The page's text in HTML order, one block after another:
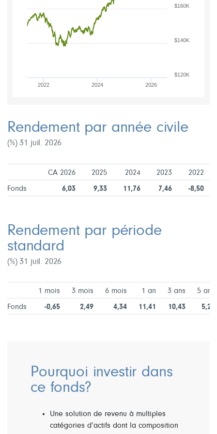
2022 2024 2026
$120K
$140K
$160K
Rendement par année civile
(%) 31 juil. 2026
CA 2026 2025 2024 2023 2022
Fonds 6,03 9,33 11,76 7,46 -8,50
Rendement par période
standard
(%) 31 juil. 2026
1 mois 3 mois 6 mois 1 an 3 ans 5 ans
Fonds -0,65 2,49 4,34 11,41 10,43 5,28
Pourquoi investir dans
ce fonds?
Une solution de revenu à multiples
catégories d’actifs dont la composition